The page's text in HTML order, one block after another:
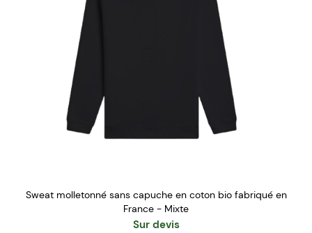
Sweat molletonné sans capuche en coton bio fabriqué en
France - Mixte
Sur devis